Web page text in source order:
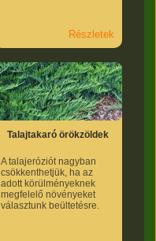
Részletek
Talajtakaró örökzöldek
A talajeróziót nagyban
csökkenthetjük, ha az
adott körülményeknek
megfelelő növényeket
választunk beültetésre.